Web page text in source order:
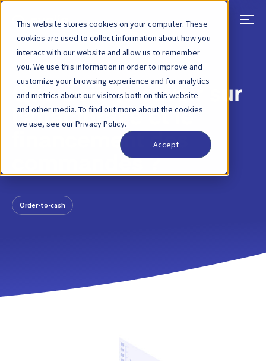
This website stores cookies on your computer. These
cookies are used to collect information about how you
interact with our website and allow us to remember
you. We use this information in order to improve and
customize your browsing experience and for analytics
and metrics about our visitors both on this website
and other media. To find out more about the cookies
we use, see our Privacy Policy.
Accept
RETOUR ARTICLE DE BLOG 22 JUIN, 2022
Que dois-je savoir sur
l'affacturage et le
financement des
commandes ?
Order-to-cash